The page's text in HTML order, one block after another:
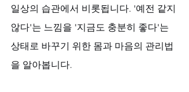
일상의 습관에서 비롯됩니다. '예전 같지
않다'는 느낌을 '지금도 충분히 좋다'는
상태로 바꾸기 위한 몸과 마음의 관리법
을 알아봅니다.